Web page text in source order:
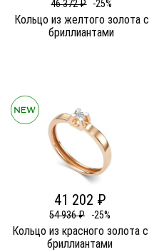
46 372 ₽ -25%
Кольцо из желтого золота c
бриллиантами
41 202 ₽
54 936 ₽ -25%
Кольцо из красного золота c
бриллиантами